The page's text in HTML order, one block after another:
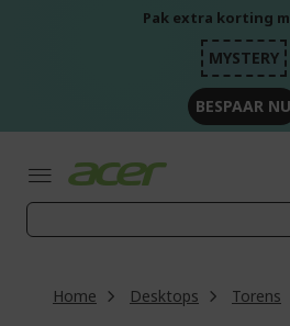
Pak extra korting
MYSTERY
BESPAAR NU
Home Desktops Torens